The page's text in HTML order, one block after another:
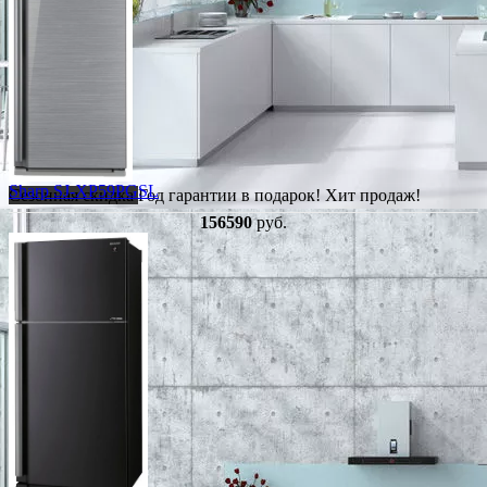
Сезонная скидкаГод гарантии в подарок! Хит продаж!
Sharp SJ-XP59PGSL
156590руб.